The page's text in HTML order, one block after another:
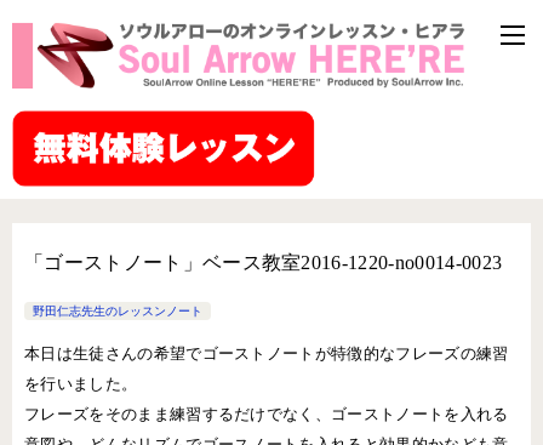
「ゴーストノート」ベース教室2016-1220-no0014-0023
野田仁志先生のレッスンノート
本日は生徒さんの希望でゴーストノートが特徴的なフレーズの練習
を行いました。
フレーズをそのまま練習するだけでなく、ゴーストノートを入れる